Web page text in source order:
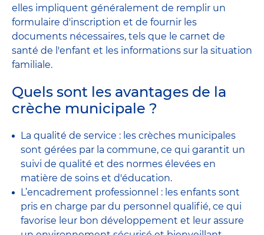
elles impliquent généralement de remplir un
formulaire d'inscription et de fournir les
documents nécessaires, tels que le carnet de
santé de l'enfant et les informations sur la situation
familiale.
Quels sont les avantages de la
crèche municipale ?
La qualité de service : les crèches municipales
sont gérées par la commune, ce qui garantit un
suivi de qualité et des normes élevées en
matière de soins et d'éducation.
L’encadrement professionnel : les enfants sont
pris en charge par du personnel qualifié, ce qui
favorise leur bon développement et leur assure